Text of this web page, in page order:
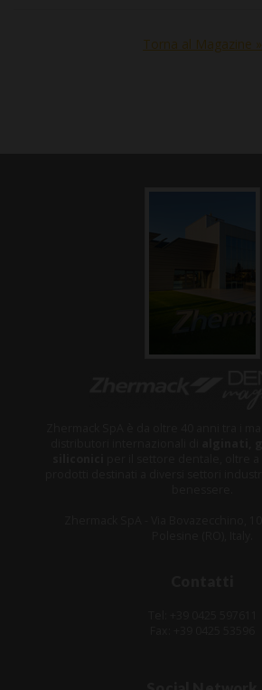
Torna al Magazine »